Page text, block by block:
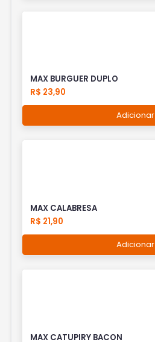
MAX BURGUER DUPLO
R$ 23,90
Adicionar
MAX CALABRESA
R$ 21,90
Adicionar
MAX CATUPIRY BACON